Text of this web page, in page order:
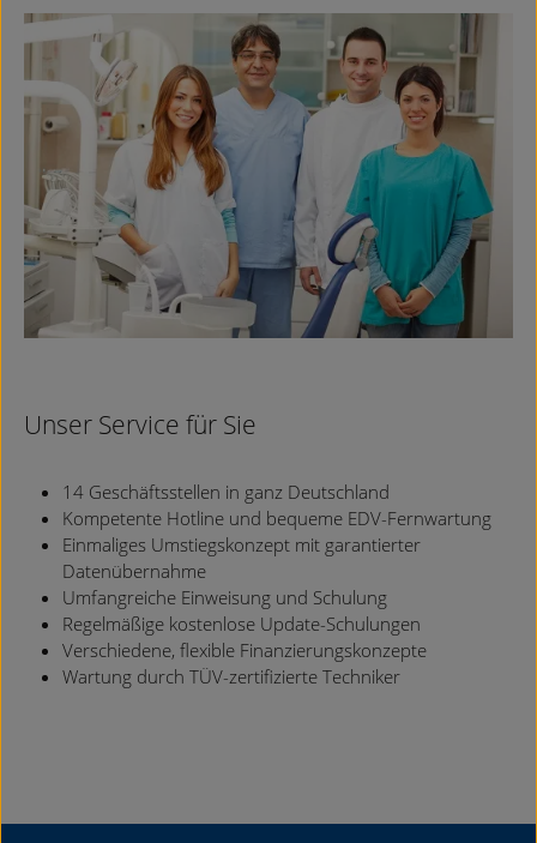
Unser Service für Sie
14 Geschäftsstellen in ganz Deutschland
Kompetente Hotline und bequeme EDV-Fernwartung
Einmaliges Umstiegskonzept mit garantierter
Datenübernahme
Umfangreiche Einweisung und Schulung
Regelmäßige kostenlose Update-Schulungen
Verschiedene, flexible Finanzierungskonzepte
Wartung durch TÜV-zertifizierte Techniker